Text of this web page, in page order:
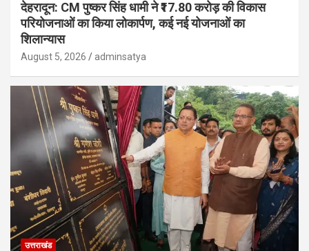
देहरादून: CM पुष्कर सिंह धामी ने ₹17.80 करोड़ की विकास
परियोजनाओं का किया लोकार्पण, कई नई योजनाओं का
शिलान्यास
August 5, 2026 adminsatya
उत्तराखंड